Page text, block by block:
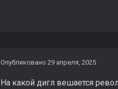
Опубликовано 29 апреля, 2025
На какой дигл вешается